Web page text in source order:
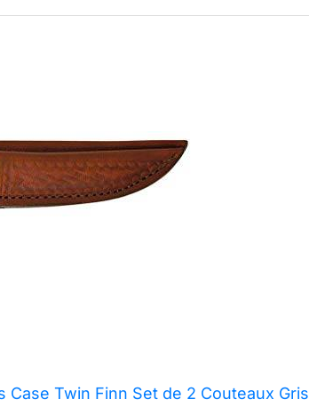
Case Twin Finn Set de 2 Couteaux Gris